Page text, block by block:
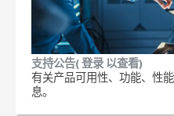
支持公告( 登录 以查看)
有关产品可用性、功能、性
息。